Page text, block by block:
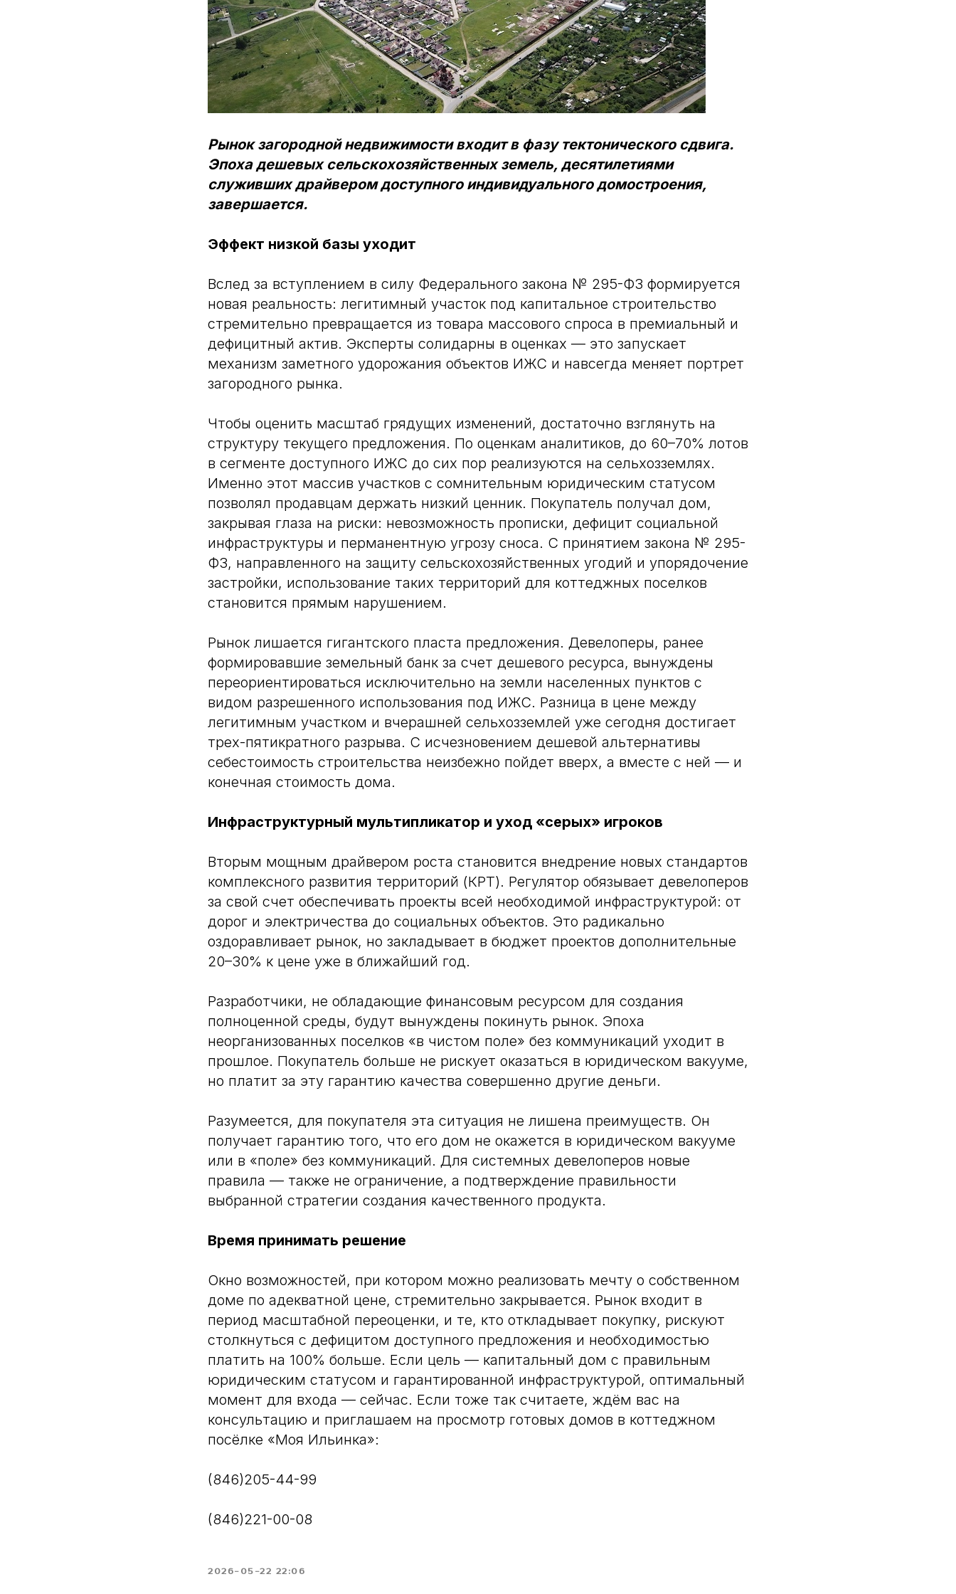
Рынок загородной недвижимости входит в фазу тектонического сдвига.
Эпоха дешевых сельскохозяйственных земель, десятилетиями
служивших драйвером доступного индивидуального домостроения,
завершается.
Эффект низкой базы уходит
Вслед за вступлением в силу Федерального закона № 295-ФЗ формируется
новая реальность: легитимный участок под капитальное строительство
стремительно превращается из товара массового спроса в премиальный и
дефицитный актив. Эксперты солидарны в оценках — это запускает
механизм заметного удорожания объектов ИЖС и навсегда меняет портрет
загородного рынка.
Чтобы оценить масштаб грядущих изменений, достаточно взглянуть на
структуру текущего предложения. По оценкам аналитиков, до 60–70% лотов
в сегменте доступного ИЖС до сих пор реализуются на сельхозземлях.
Именно этот массив участков с сомнительным юридическим статусом
позволял продавцам держать низкий ценник. Покупатель получал дом,
закрывая глаза на риски: невозможность прописки, дефицит социальной
инфраструктуры и перманентную угрозу сноса. С принятием закона № 295-
ФЗ, направленного на защиту сельскохозяйственных угодий и упорядочение
застройки, использование таких территорий для коттеджных поселков
становится прямым нарушением.
Рынок лишается гигантского пласта предложения. Девелоперы, ранее
формировавшие земельный банк за счет дешевого ресурса, вынуждены
переориентироваться исключительно на земли населенных пунктов с
видом разрешенного использования под ИЖС. Разница в цене между
легитимным участком и вчерашней сельхозземлей уже сегодня достигает
трех-пятикратного разрыва. С исчезновением дешевой альтернативы
себестоимость строительства неизбежно пойдет вверх, а вместе с ней — и
конечная стоимость дома.
Инфраструктурный мультипликатор и уход «серых» игроков
Вторым мощным драйвером роста становится внедрение новых стандартов
комплексного развития территорий (КРТ). Регулятор обязывает девелоперов
за свой счет обеспечивать проекты всей необходимой инфраструктурой: от
дорог и электричества до социальных объектов. Это радикально
оздоравливает рынок, но закладывает в бюджет проектов дополнительные
20–30% к цене уже в ближайший год.
Разработчики, не обладающие финансовым ресурсом для создания
полноценной среды, будут вынуждены покинуть рынок. Эпоха
неорганизованных поселков «в чистом поле» без коммуникаций уходит в
прошлое. Покупатель больше не рискует оказаться в юридическом вакууме,
но платит за эту гарантию качества совершенно другие деньги.
Разумеется, для покупателя эта ситуация не лишена преимуществ. Он
получает гарантию того, что его дом не окажется в юридическом вакууме
или в «поле» без коммуникаций. Для системных девелоперов новые
правила — также не ограничение, а подтверждение правильности
выбранной стратегии создания качественного продукта.
Время принимать решение
Окно возможностей, при котором можно реализовать мечту о собственном
доме по адекватной цене, стремительно закрывается. Рынок входит в
период масштабной переоценки, и те, кто откладывает покупку, рискуют
столкнуться с дефицитом доступного предложения и необходимостью
платить на 100% больше. Если цель — капитальный дом с правильным
юридическим статусом и гарантированной инфраструктурой, оптимальный
момент для входа — сейчас. Если тоже так считаете, ждём вас на
консультацию и приглашаем на просмотр готовых домов в коттеджном
посёлке «Моя Ильинка»:
(846)205-44-99
(846)221-00-08
2026-05-22 22:06